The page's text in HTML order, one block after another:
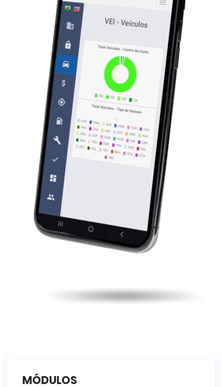
MÓDULOS